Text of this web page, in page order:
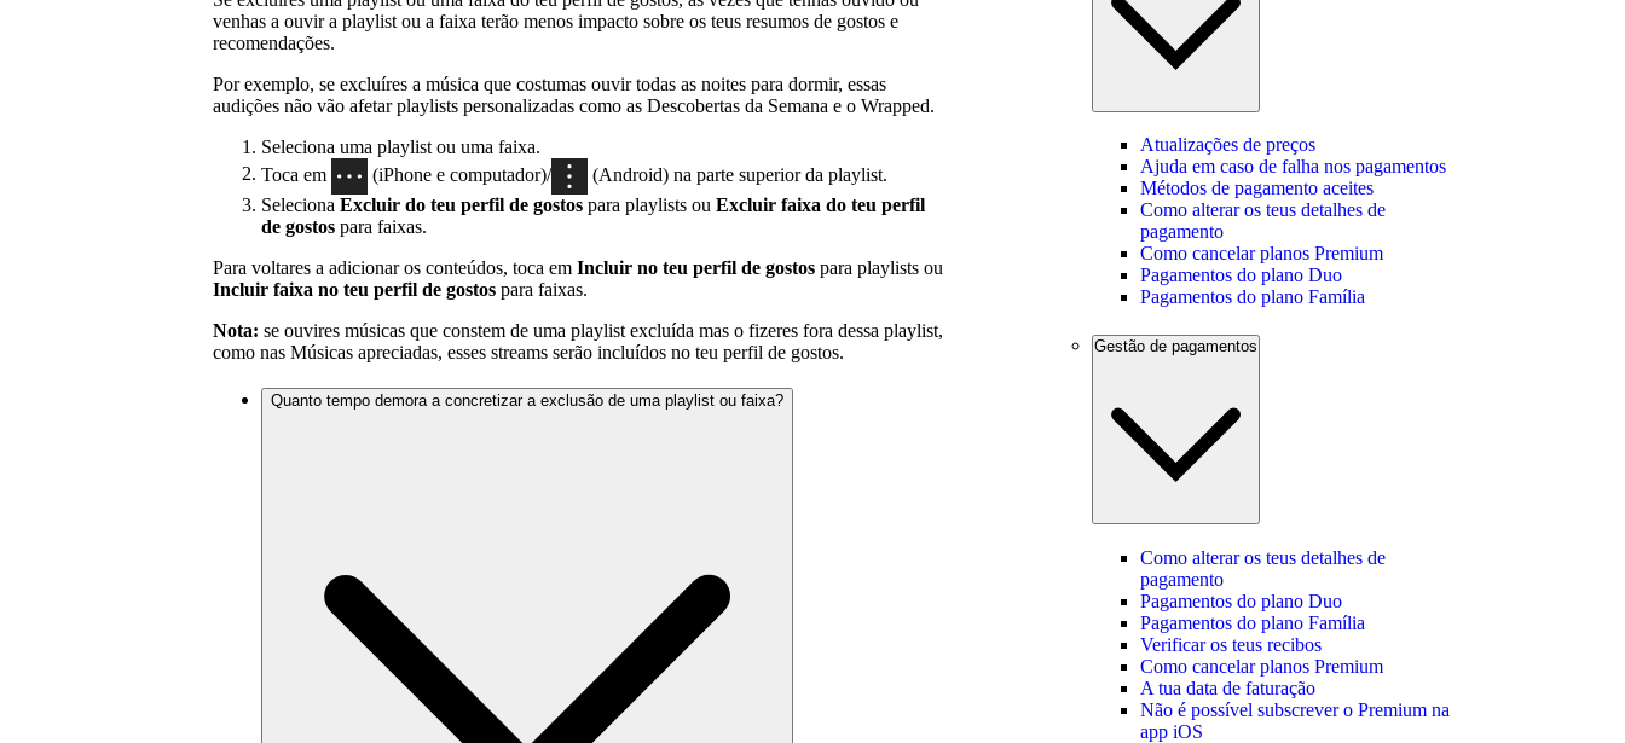
venhas a ouvir a playlist ou a faixa terão menos impacto sobre os teus resumos de gostos e
recomendações.
Por exemplo, se excluíres a música que costumas ouvir todas as noites para dormir, essas
audições não vão afetar playlists personalizadas como as Descobertas da Semana e o Wrapped.
Seleciona uma playlist ou uma faixa.
Toca em
(iPhone e computador)/
(Android) na parte superior da playlist.
Seleciona Excluir do teu perfil de gostos para playlists ou Excluir faixa do teu perfil
de gostos para faixas.
Para voltares a adicionar os conteúdos, toca em Incluir no teu perfil de gostos para playlists ou
Incluir faixa no teu perfil de gostos para faixas.
Nota: se ouvires músicas que constem de uma playlist excluída mas o fizeres fora dessa playlist,
como nas Músicas apreciadas, esses streams serão incluídos no teu perfil de gostos.
Quanto tempo demora a concretizar a exclusão de uma playlist ou faixa?
Atualizações de preços
Ajuda em caso de falha nos pagamentos
Métodos de pagamento aceites
Como alterar os teus detalhes de
pagamento
Como cancelar planos Premium
Pagamentos do plano Duo
Pagamentos do plano Família
Gestão de pagamentos
Como alterar os teus detalhes de
pagamento
Pagamentos do plano Duo
Pagamentos do plano Família
Verificar os teus recibos
Como cancelar planos Premium
A tua data de faturação
Não é possível subscrever o Premium na
app iOS